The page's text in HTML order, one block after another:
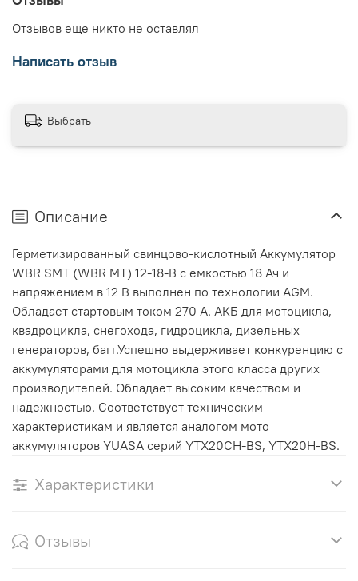
Отзывов еще никто не оставлял
Написать отзыв
Выбрать
Описание
Герметизированный свинцово-кислотный Аккумулятор
WBR SMT (WBR MT) 12-18-B с емкостью 18 Ач и
напряжением в 12 В выполнен по технологии AGM.
Обладает стартовым током 270 A. АКБ для мотоцикла,
квадроцикла, снегохода, гидроцикла, дизельных
генераторов, багг.Успешно выдерживает конкуренцию с
аккумуляторами для мотоцикла этого класса других
производителей. Обладает высоким качеством и
надежностью. Соответствует техническим
характеристикам и является аналогом мото
аккумуляторов YUASA серий YTX20CH-BS, YTX20H-BS.
Характеристики
Отзывы